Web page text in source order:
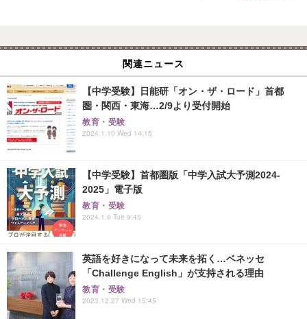
関連ニュース
【中学受験】日能研「オン・ザ・ロード」首都
圏・関西・東海…2/9より受付開始
教育・受験
2024.1.10 Wed 14:15
【中学受験】首都圏版「中学入試大予測2024-
2025」電子版
教育・受験
2024.1.9 Tue 9:45
英語を好きになって未来を拓く…ベネッセ
「Challenge English」が支持される理由
教育・受験
2023.12.27 Wed 15:45